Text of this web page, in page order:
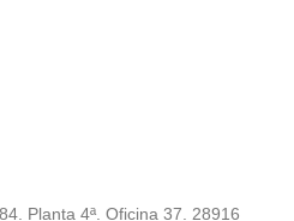
Planta 4ª. Oficina 37. 28916